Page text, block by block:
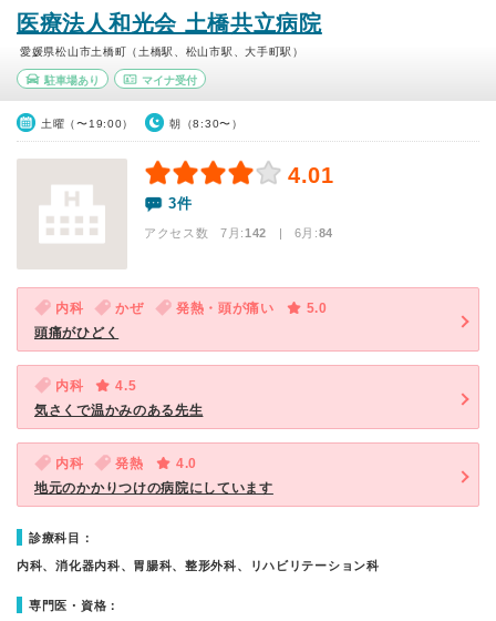
医療法人和光会 土橋共立病院
愛媛県松山市土橋町（土橋駅、松山市駅、大手町駅）
駐車場あり マイナ受付
土曜（〜19:00） 朝（8:30〜）
4.01
3件
アクセス数 7月:142 | 6月:84
内科 かぜ 発熱・頭が痛い
5.0
頭痛がひどく
内科
4.5
気さくで温かみのある先生
内科 発熱
4.0
地元のかかりつけの病院にしています
診療科目：
内科、消化器内科、胃腸科、整形外科、リハビリテーション科
専門医・資格：